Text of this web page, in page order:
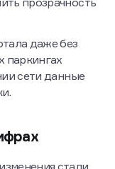
весь цикл